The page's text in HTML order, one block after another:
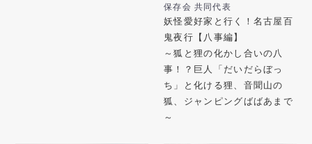
保存会 共同代表
妖怪愛好家と行く！名古屋百
鬼夜行【八事編】
～狐と狸の化かし合いの八
事！？巨人「だいだらぼっ
ち」と化ける狸、音聞山の
狐、ジャンピングばばあまで
～